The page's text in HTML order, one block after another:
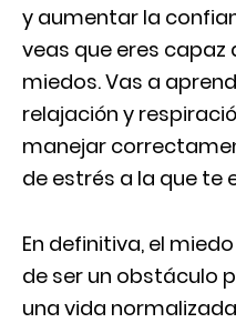
y aumentar la
veas que eres
miedos. Vas a
relajación y
manejar
de estrés a la que te
En definitiva, el
de ser un obstáculo
una vida